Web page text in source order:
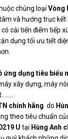
chủng loại Vòng
và hướng trục kết
cải tiến điểm tiếp
dụng tối ưu tiết
ứng dụng tiêu biểu
xây dựng, máy
chính hãng do
theo tiêu chuẩn
U tại Hùng Anh